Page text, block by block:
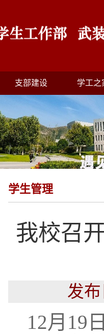
支部建设 学工之
学生管理
我校召
发
12月19